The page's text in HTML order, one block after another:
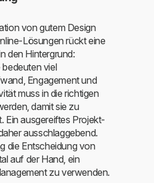
von gutem Design
Lösungen rückt eine
den Hintergrund:
viel
Engagement und
muss in die richtigen
damit sie zu
Ein ausgereiftes Projekt-
ausschlaggebend.
die Entscheidung von
auf der Hand, ein
zu verwenden.